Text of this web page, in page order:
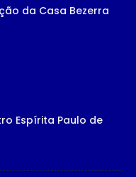
da Casa Bezerra
Espírita Paulo de